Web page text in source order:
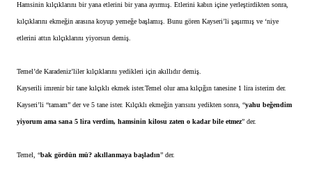
Hamsinin kılçıklarını bir yana etlerini bir yana ayırmış. Etlerini kabın içine yerleştirdikten sonra,
kılçıklarını ekmeğin arasına koyup yemeğe başlamış. Bunu gören Kayseri’li şaşırmış ve ‘niye
etlerini attın kılçıklarını yiyorsun demiş.
Temel’de Karadeniz’liler kılçıklarını yedikleri için akıllıdır demiş.
Kayserili imrenir bir tane kılçıklı ekmek ister.Temel olur ama kılçığın tanesine 1 lira isterim der.
Kayseri’li “tamam” der ve 5 tane ister. Kılçıklı ekmeğin yarısını yedikten sonra, “yahu beğendim
yiyorum ama sana 5 lira verdim, hamsinin kilosu zaten o kadar bile etmez” der.
Temel, “bak gördün mü? akıllanmaya başladın” der.